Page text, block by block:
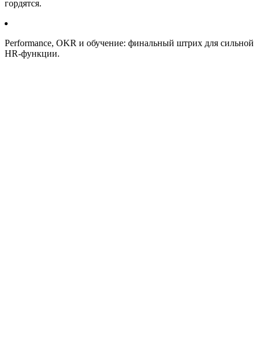
гордятся.
Performance, OKR и обучение: финальный штрих для сильной
HR-функции.